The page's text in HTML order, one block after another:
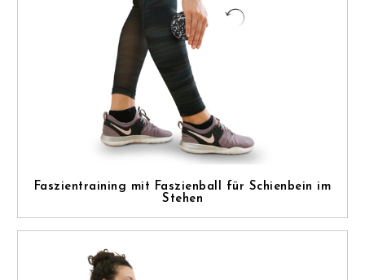
Faszientraining mit Faszienball für Schienbein im
Stehen